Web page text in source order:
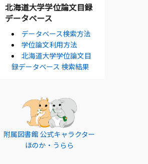
北海道大学学位論文目録
データベース
データベース検索方法
学位論文利用方法
北海道大学学位論文目
録データベース 検索結果
附属図書館 公式キャラクター
ほのか・うらら